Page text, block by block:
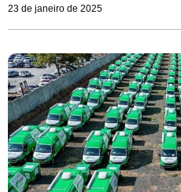
23 de janeiro de 2025